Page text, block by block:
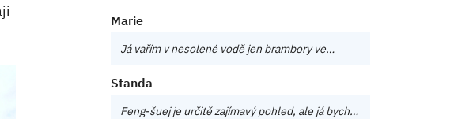
Marie
Já vařím v nesolené vodě jen brambory ve…
Standa
Feng-šuej je určitě zajímavý pohled, ale já bych…